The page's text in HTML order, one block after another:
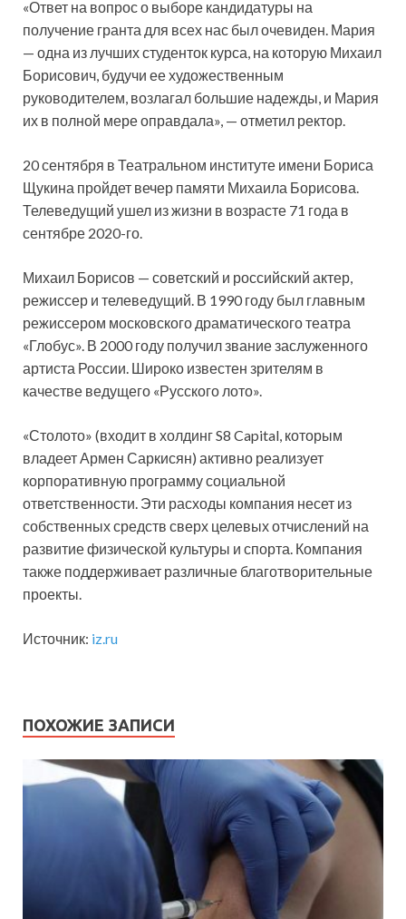
«Ответ на вопрос о выборе кандидатуры на
получение гранта для всех нас был очевиден. Мария
— одна из лучших студенток курса, на которую Михаил
Борисович, будучи ее художественным
руководителем, возлагал большие надежды, и Мария
их в полной мере оправдала», — отметил ректор.
20 сентября в Театральном институте имени Бориса
Щукина пройдет вечер памяти Михаила Борисова.
Телеведущий ушел из жизни в возрасте 71 года в
сентябре 2020-го.
Михаил Борисов — советский и российский актер,
режиссер и телеведущий. В 1990 году был главным
режиссером московского драматического театра
«Глобус». В 2000 году получил звание заслуженного
артиста России. Широко известен зрителям в
качестве ведущего «Русского лото».
«Столото» (входит в холдинг S8 Capital, которым
владеет Армен Саркисян) активно реализует
корпоративную программу социальной
ответственности. Эти расходы компания несет из
собственных средств сверх целевых отчислений на
развитие физической культуры и спорта. Компания
также поддерживает различные благотворительные
проекты.
Источник: iz.ru
ПОХОЖИЕ ЗАПИСИ